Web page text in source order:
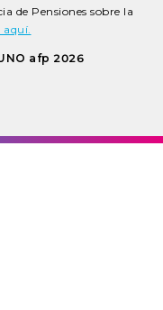
de Pensiones sobre la
aquí.
afp 2026